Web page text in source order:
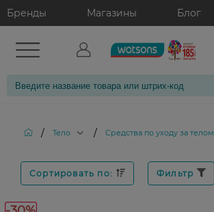
Бренды Магазины Блог
/ Тело / Средства по уходу за телом
Сортировать по: Фильтр